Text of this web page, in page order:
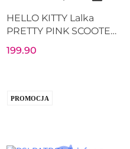
HELLO KITTY Lalka
PRETTY PINK SCOOTER
199.90
PROMOCJA